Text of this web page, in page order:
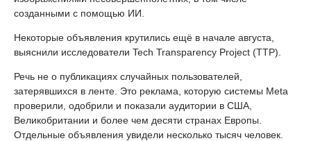
созданными с помощью ИИ.
Некоторые объявления крутились ещё в начале августа,
выяснили исследователи Tech Transparency Project (TTP).
Речь не о публикациях случайных пользователей,
затерявшихся в ленте. Это реклама, которую системы Meta
проверили, одобрили и показали аудитории в США,
Великобритании и более чем десяти странах Европы.
Отдельные объявления увидели несколько тысяч человек.